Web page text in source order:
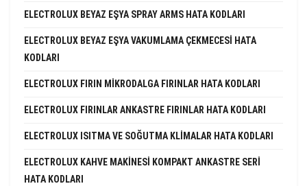
ELECTROLUX BEYAZ EŞYA SPRAY ARMS HATA KODLARI
ELECTROLUX BEYAZ EŞYA VAKUMLAMA ÇEKMECESI HATA
KODLARI
ELECTROLUX FIRIN MIKRODALGA FIRINLAR HATA KODLARI
ELECTROLUX FIRINLAR ANKASTRE FIRINLAR HATA KODLARI
ELECTROLUX ISITMA VE SOĞUTMA KLIMALAR HATA KODLARI
ELECTROLUX KAHVE MAKINESI KOMPAKT ANKASTRE SERI
HATA KODLARI